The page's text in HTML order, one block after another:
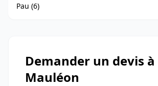
Pau (6)
Demander un devis à
Mauléon